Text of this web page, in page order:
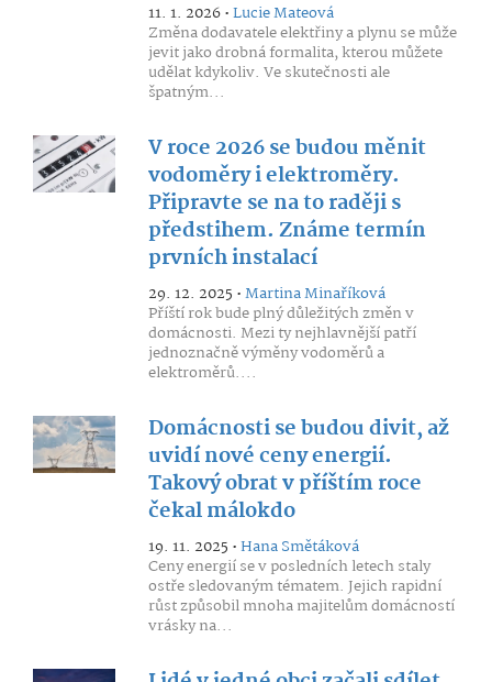
11. 1. 2026 •Lucie Mateová
Změna dodavatele elektřiny a plynu se může
jevit jako drobná formalita, kterou můžete
udělat kdykoliv. Ve skutečnosti ale
špatným...
V roce 2026 se budou měnit
vodoměry i elektroměry.
Připravte se na to raději s
předstihem. Známe termín
prvních instalací
29. 12. 2025 •Martina Minaříková
Příští rok bude plný důležitých změn v
domácnosti. Mezi ty nejhlavnější patří
jednoznačně výměny vodoměrů a
elektroměrů....
Domácnosti se budou divit, až
uvidí nové ceny energií.
Takový obrat v příštím roce
čekal málokdo
19. 11. 2025 •Hana Smětáková
Ceny energií se v posledních letech staly
ostře sledovaným tématem. Jejich rapidní
růst způsobil mnoha majitelům domácností
vrásky na...